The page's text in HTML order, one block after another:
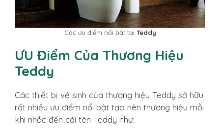
Các ưu điểm nổi bật tại Teddy
ƯU Điểm Của Thương Hiệu
Teddy
Các thiết bị vệ sinh của thương hiệu Teddy sở hữu
rất nhiều ưu điểm nổi bật tạo nên thương hiệu mỗi
khi nhắc đến cái tên Teddy như: